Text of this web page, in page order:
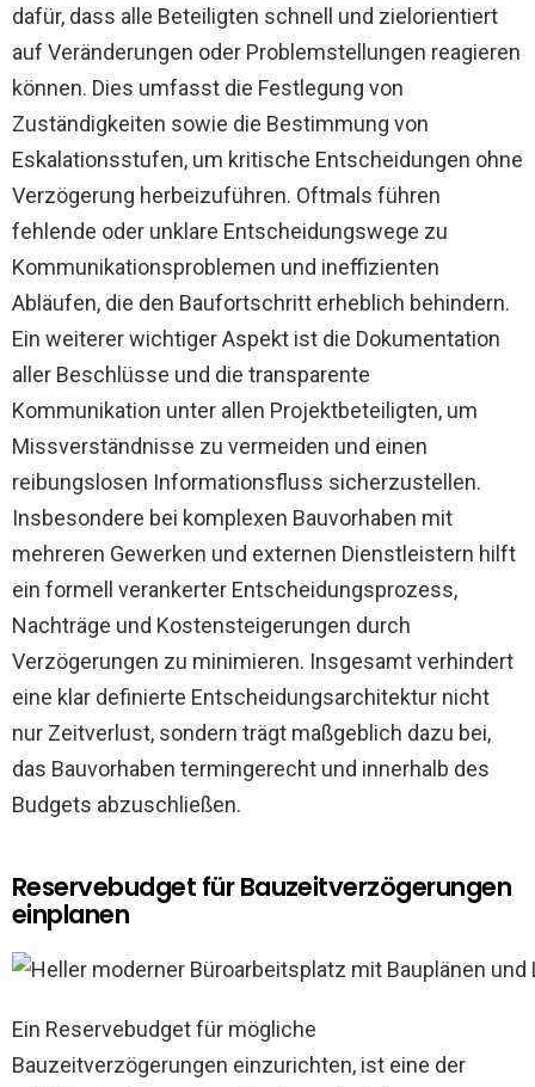
dafür, dass alle Beteiligten schnell und zielorientiert
auf Veränderungen oder Problemstellungen reagieren
können. Dies umfasst die Festlegung von
Zuständigkeiten sowie die Bestimmung von
Eskalationsstufen, um kritische Entscheidungen ohne
Verzögerung herbeizuführen. Oftmals führen
fehlende oder unklare Entscheidungswege zu
Kommunikationsproblemen und ineffizienten
Abläufen, die den Baufortschritt erheblich behindern.
Ein weiterer wichtiger Aspekt ist die Dokumentation
aller Beschlüsse und die transparente
Kommunikation unter allen Projektbeteiligten, um
Missverständnisse zu vermeiden und einen
reibungslosen Informationsfluss sicherzustellen.
Insbesondere bei komplexen Bauvorhaben mit
mehreren Gewerken und externen Dienstleistern hilft
ein formell verankerter Entscheidungsprozess,
Nachträge und Kostensteigerungen durch
Verzögerungen zu minimieren. Insgesamt verhindert
eine klar definierte Entscheidungsarchitektur nicht
nur Zeitverlust, sondern trägt maßgeblich dazu bei,
das Bauvorhaben termingerecht und innerhalb des
Budgets abzuschließen.
Reservebudget für Bauzeitverzögerungen
einplanen
Ein Reservebudget für mögliche
Bauzeitverzögerungen einzurichten, ist eine der